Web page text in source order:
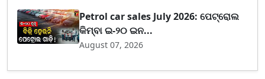
Petrol car sales July 2026: ପେଟ୍ରୋଲ
କିମ୍ବା ଇ-୨୦ ଇନ...
August 07, 2026